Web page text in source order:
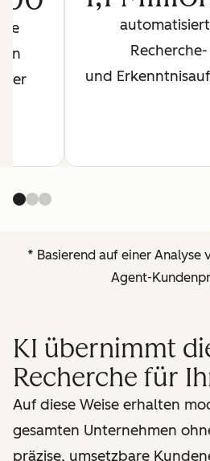
Recherche-
und
* Basierend auf einer Analyse
Agent-
KI übernimmt
Recherche für
Auf diese Weise erhalten
gesamten Unternehmen
präzise, umsetzbare